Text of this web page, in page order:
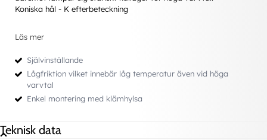
Koniska hål - K efterbeteckning
Att tänka på
DÄRFÖR SKA ETT LAGER SMÖRJAS
Undvika metallisk kontakt mellan rullkropparna och
lagerringarna - eliminera slitage
Reducera friktionen i lagret
Skyddar mot korrosion
oftast som uppgift att även
Läs mer
Självinställande
Lågfriktion vilket innebär låg temperatur även vid höga
varvtal
Enkel montering med klämhylsa
Teknisk data